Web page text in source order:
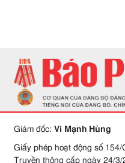
Giám đốc: Vi Mạnh Hùng
Giấy phép hoạt động số
Truyền thông cấp ngày 24/3/